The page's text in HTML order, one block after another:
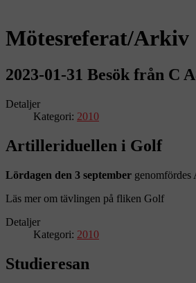
Mötesreferat/Arkiv
2023-01-31 Besök från C
Detaljer
Kategori: 2010
Artilleriduellen i Golf
Lördagen den 3 september
Läs mer om tävlingen på fliken Golf
Detaljer
Kategori: 2010
Studieresan